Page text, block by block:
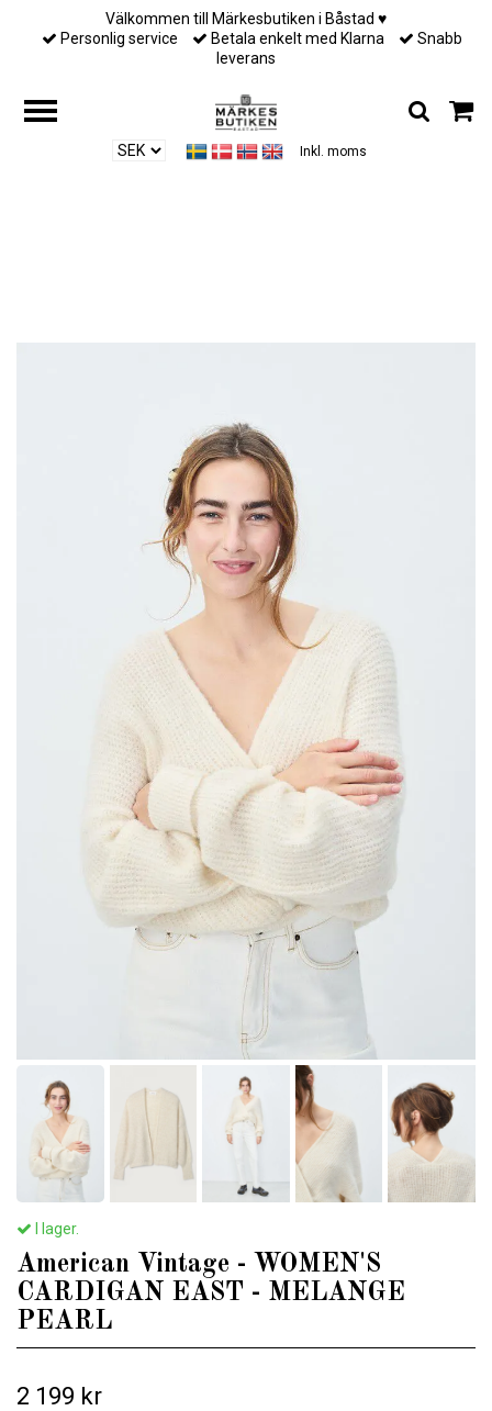
Välkommen till Märkesbutiken i Båstad ♥︎
Personlig service
Betala enkelt med Klarna
Snabb
leverans
Inkl. moms
I lager.
American Vintage - WOMEN'S
CARDIGAN EAST - MELANGE
PEARL
2 199 kr